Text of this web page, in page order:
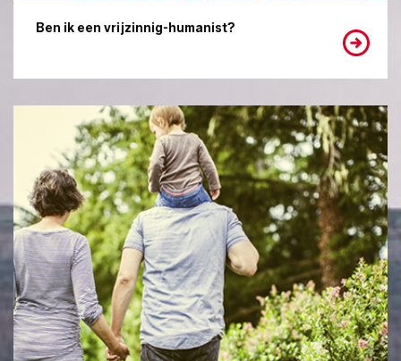
Ben ik een vrijzinnig-humanist?